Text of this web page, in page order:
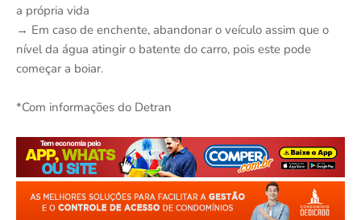
a própria vida
→ Em caso de enchente, abandonar o veículo assim que o
nível da água atingir o batente do carro, pois este pode
começar a boiar.
*Com informações do Detran